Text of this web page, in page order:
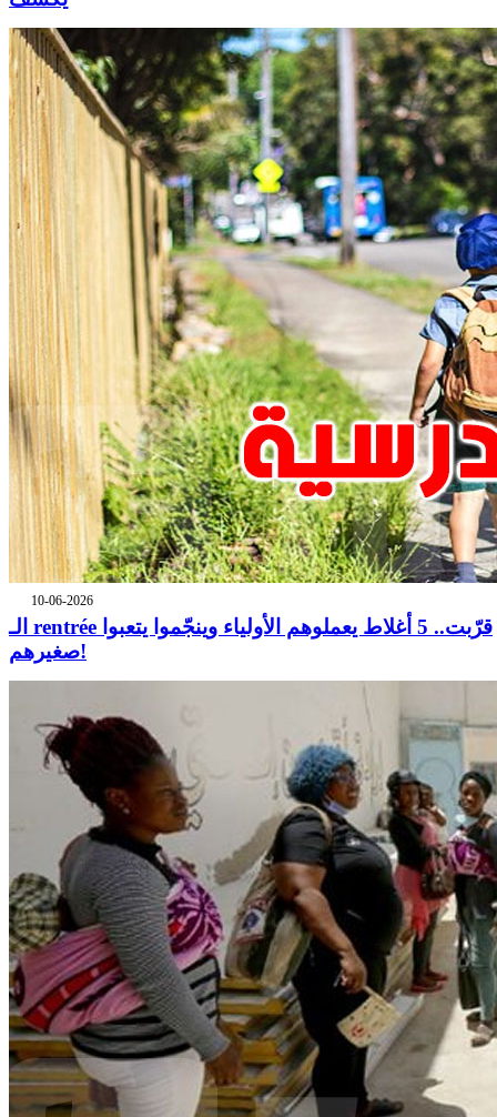
10-06-2026
الـ rentrée قرّبت.. 5 أغلاط يعملوهم الأولياء وينجّموا يتعبوا
صغيرهم!